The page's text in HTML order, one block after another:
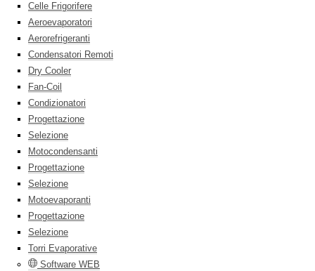
Celle Frigorifere
Aeroevaporatori
Aerorefrigeranti
Condensatori Remoti
Dry Cooler
Fan-Coil
Condizionatori
Progettazione
Selezione
Motocondensanti
Progettazione
Selezione
Motoevaporanti
Progettazione
Selezione
Torri Evaporative
Software WEB